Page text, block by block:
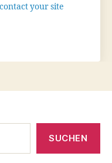
your site
SUCHEN